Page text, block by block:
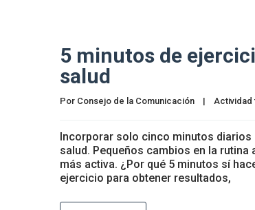
5 minutos de
salud
Por Consejo de la Comunicación | Actividad
Incorporar solo cinco minutos
salud. Pequeños cambios en la
más activa. ¿Por qué 5 minutos sí
ejercicio para obtener resultados,